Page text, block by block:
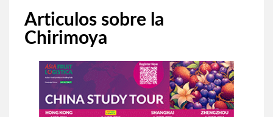
Articulos sobre la
Chirimoya